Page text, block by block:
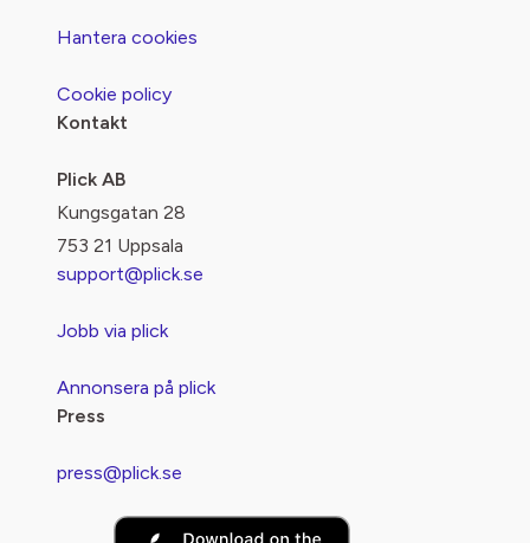
Hantera cookies
Cookie policy
Kontakt
Plick AB
Kungsgatan 28
753 21 Uppsala
support@plick.se
Jobb via plick
Annonsera på plick
Press
press@plick.se